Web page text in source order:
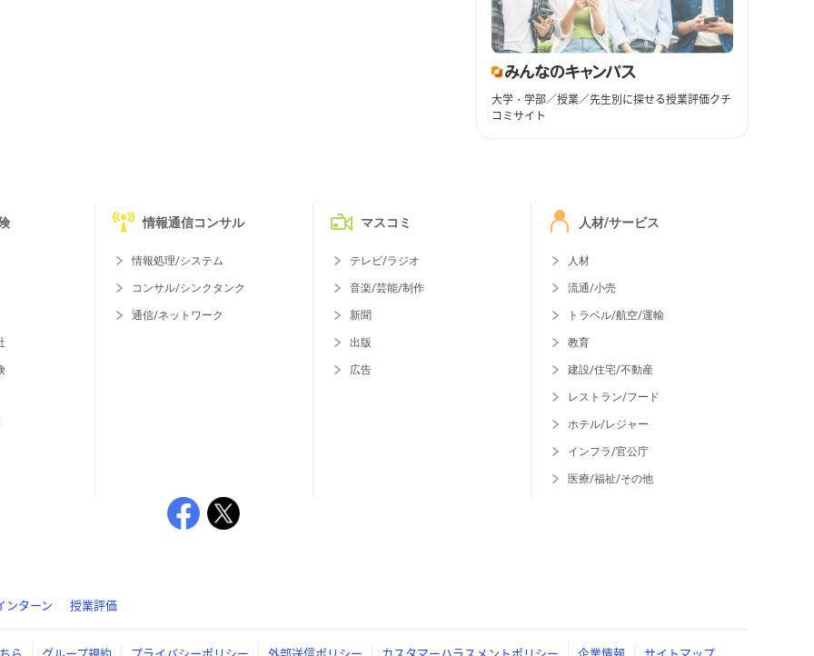
大学・学部／授業／先生別に探せる授業評価クチ
コミサイト
情報通信コンサル
情報処理/システム
コンサル/シンクタンク
通信/ネットワーク
マスコミ
テレビ/ラジオ
音楽/芸能/制作
新聞
出版
広告
人材/サービス
人材
流通/小売
トラベル/航空/運輸
教育
建設/住宅/不動産
レストラン/フード
ホテル/レジャー
インフラ/官公庁
医療/福祉/その他
ンターン 授業評価